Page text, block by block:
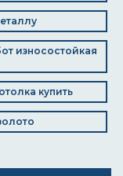
износостойкая
купить